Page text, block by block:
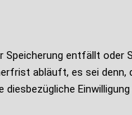
entfällt oder
abläuft, es sei